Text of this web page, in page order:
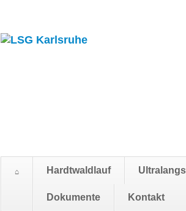
Hardtwaldlauf
Dokumente Kontakt